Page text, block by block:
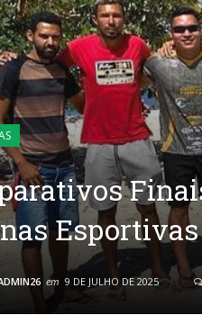
em 9 DE JULHO DE 2025